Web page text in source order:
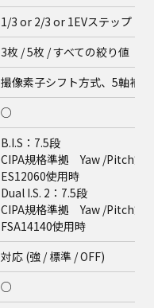
1/3 or 2/3 or 1EVステップ (
3枚 / 5枚 / すべての絞り値
撮像素子シフト方式、5軸補
○
B.I.S：7.5段
CIPA規格準拠 Yaw /Pitch方
ES12060使用時
Dual I.S. 2：7.5段
CIPA規格準拠 Yaw /Pitch方
FSA14140使用時
対応 (強 / 標準 / OFF)
○